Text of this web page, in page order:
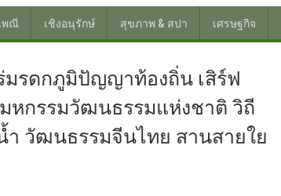
พณี เชิงอนุรักษ์ สุขภาพ & สปา เศรษฐกิจ
รดกภูมิปัญญาท้องถิ่น เสิร์ฟ
หกรรมวัฒนธรรมแห่งชาติ วิถี
ำ วัฒนธรรมจีนไทย สานสายใย